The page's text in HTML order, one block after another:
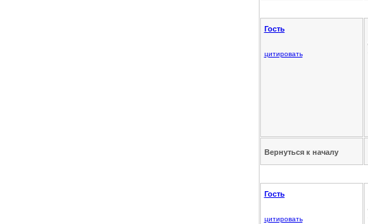
Гость
цитировать
Вернуться к началу
Гость
цитировать